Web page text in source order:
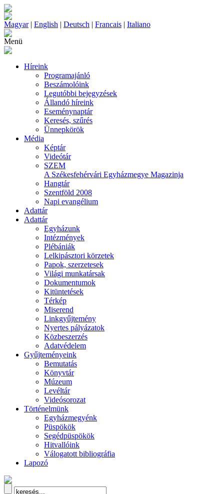
Magyar| English | Deutsch | Francais | Italiano
Menü
Híreink
Programajánló
Beszámolóink
Legutóbbi bejegyzések
Állandó híreink
Eseménynaptár
Keresés, szűrés
Ünnepkörök
Média
Képtár
Videótár
SZEM
A Székesfehérvári Egyházmegye Magazinja
Hangtár
Szentföld 2008
Napi evangélium
Adattár
Adattár
Egyházunk
Intézmények
Plébániák
Lelkipásztori körzetek
Papok, szerzetesek
Világi munkatársak
Dokumentumok
Kitüntetések
Térkép
Miserend
Linkgyűjtemény
Nyertes pályázatok
Közbeszerzés
Adatvédelem
Gyűjteményeink
Bemutatás
Könyvtár
Múzeum
Levéltár
Videósorozat
Történelmünk
Egyházmegyénk
Püspökök
Segédpüspökök
Hitvallóink
Válogatott bibliográfia
Lapozó